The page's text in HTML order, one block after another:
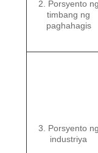
2. Porsyento ng
timbang ng
paghahagis
3. Porsyento ng
industriya